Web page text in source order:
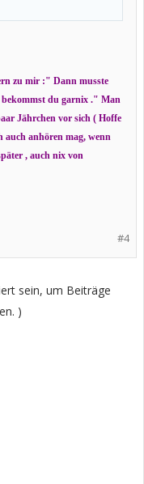
zu mir :" Dann musste
bekommst du garnix ." Man
Jährchen vor sich ( Hoffe
auch anhören mag, wenn
, auch nix von
#4
sein, um Beiträge
)